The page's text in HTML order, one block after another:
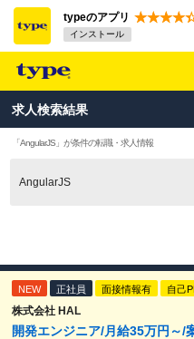
typeのアプリ
インストール
求人検索結果
「AngularJS」が条件の転職・求人情報
AngularJS
NEW 正社員 面接情報有 自己
株式会社 HAL
開発エンジニア/月給35万円～/